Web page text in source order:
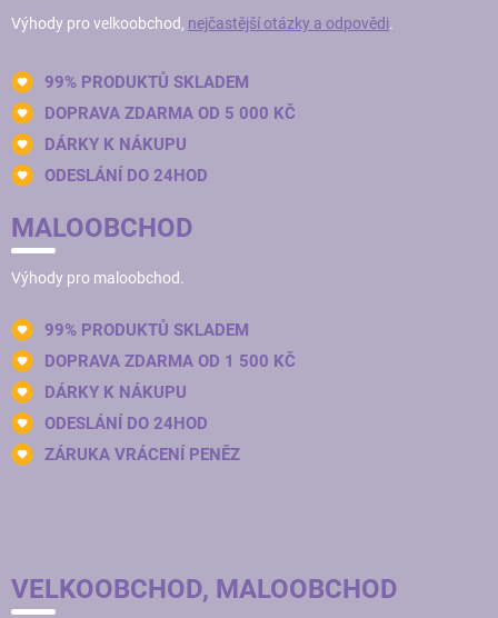
Výhody pro velkoobchod, nejčastější otázky a odpovědi.
99% PRODUKTŮ SKLADEM
DOPRAVA ZDARMA OD 5 000 KČ
DÁRKY K NÁKUPU
ODESLÁNÍ DO 24HOD
MALOOBCHOD
Výhody pro maloobchod.
99% PRODUKTŮ SKLADEM
DOPRAVA ZDARMA OD 1 500 KČ
DÁRKY K NÁKUPU
ODESLÁNÍ DO 24HOD
ZÁRUKA VRÁCENÍ PENĚZ
VELKOOBCHOD, MALOOBCHOD